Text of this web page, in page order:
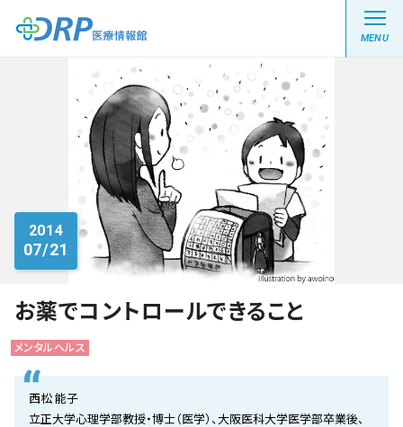
MENU
最新の注目記事
栄養健康レシピ
医療系学生記事
健康川柳
DRP医療情報館とは?
会社概要
2014
07/21
お薬でコントロールできること
メンタルヘルス
西松 能子
立正大学心理学部教授・博士（医学）、大阪医科大学医学部卒業後、